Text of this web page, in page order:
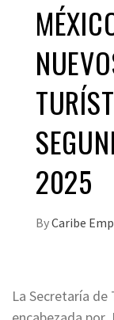
2025
ByCaribe
La Secretaría